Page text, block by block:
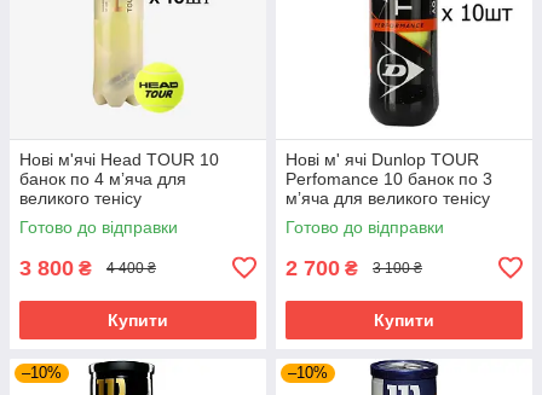
Нові м'ячі Head TOUR 10
банок по 4 мʼяча для
великого тенісу
Готово до відправки
3 800 ₴ 4 400 ₴
Купити
Нові м' ячі Dunlop TOUR
Perfomance 10 банок по 3
мʼяча для великого тенісу
Готово до відправки
2 700 ₴ 3 100 ₴
Купити
–10% –10%